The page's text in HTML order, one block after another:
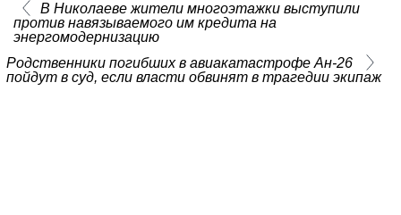
В Николаеве жители многоэтажки выступили
против навязываемого им кредита на
энергомодернизацию
Родственники погибших в авиакатастрофе Ан-26
пойдут в суд, если власти обвинят в трагедии экипаж